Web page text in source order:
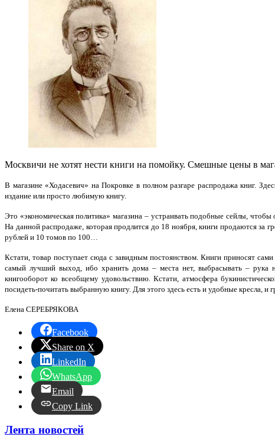
Москвичи не хотят нести книги на помойку. Смешные цены в
В магазине «Ходасевич» на Покровке в полном разгаре распродажа книг.
издание или просто любимую книгу.
Это «экономическая политика» магазина – устраивать подобные сейлы,
На данной распродаже, которая продлится до 18 ноября, книги продаются за
рублей и 10 томов по 100…
Кстати, товар поступает сюда с завидным постоянством. Книги приносят
самый лучший выход, ибо хранить дома – места нет, выбрасывать – рука
книгооборот ко всеобщему удовольствию. Кстати, атмосфера
посидеть-почитать выбранную книгу. Для этого здесь есть и удобные кресла,
Елена СЕРЕБРЯКОВА
Facebook
Share on X
LinkedIn
WhatsApp
Email
Copy Link
Лента новостей